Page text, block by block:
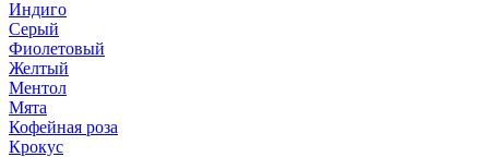
Индиго
Серый
Фиолетовый
Желтый
Ментол
Мята
Кофейная роза
Крокус